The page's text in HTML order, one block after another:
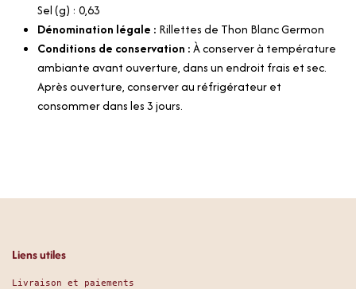
Sel (g) : 0,63
Dénomination légale : Rillettes de Thon Blanc Germon
Conditions de conservation :À conserver à température
ambiante avant ouverture, dans un endroit frais et sec.
Après ouverture, conserver au réfrigérateur et
consommer dans les 3 jours.
Liens utiles
Livraison et paiements